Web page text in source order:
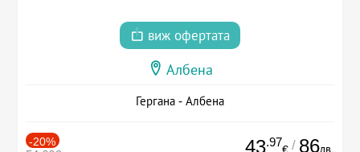
виж офертата
Албена
Гергана - Албена
-20% 43.97 / 86лв.